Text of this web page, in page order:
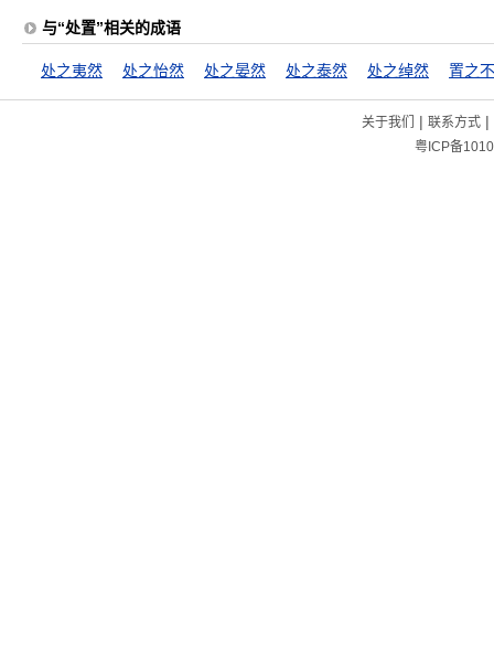
与“处置”相关的成语
处之夷然 处之怡然 处之晏然 处之泰然 处之绰然 置之
关于我们 | 联系方式|
粤ICP备